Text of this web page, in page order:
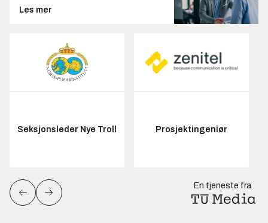
Les mer
Seksjonsleder Nye Troll Prosjektingeniør
En tjeneste fra